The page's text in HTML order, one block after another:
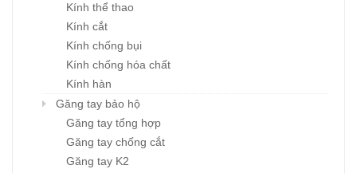
Kính thể thao
Kính cắt
Kính chống bụi
Kính chống hóa chất
Kính hàn
Găng tay bảo hộ
Găng tay tổng hợp
Găng tay chống cắt
Găng tay K2